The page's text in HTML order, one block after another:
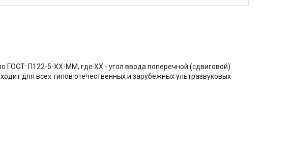
П122-5-ХХ-ММ, где XX - угол ввода поперечной (сдвиговой)
для всех типов отечественных и зарубежных ультразвуковых